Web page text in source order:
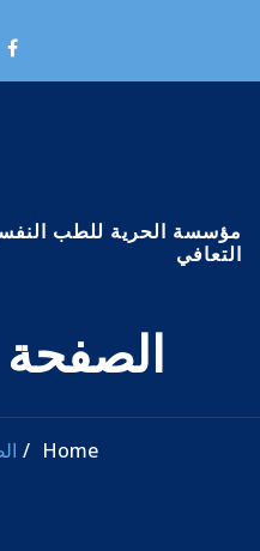
مؤسسة الحرية للطب
التعافي
الصفحة
Home